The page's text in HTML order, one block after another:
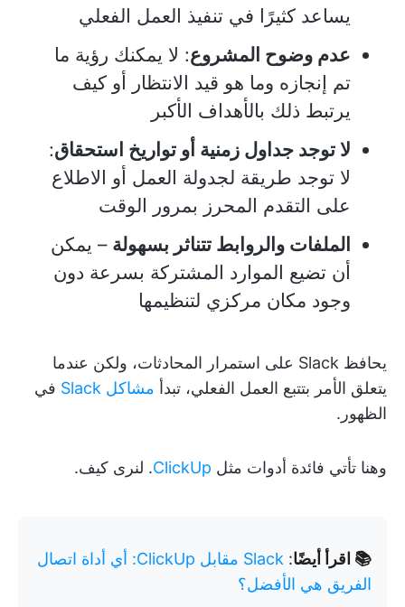
يساعد كثيرًا في تنفيذ العمل الفعلي
عدم وضوح المشروع: لا يمكنك رؤية ما
تم إنجازه وما هو قيد الانتظار أو كيف
يرتبط ذلك بالأهداف الأكبر
لا توجد جداول زمنية أو تواريخ استحقاق:
لا توجد طريقة لجدولة العمل أو الاطلاع
على التقدم المحرز بمرور الوقت
الملفات والروابط تتناثر بسهولة – يمكن
أن تضيع الموارد المشتركة بسرعة دون
وجود مكان مركزي لتنظيمها
يحافظ Slack على استمرار المحادثات، ولكن عندما
يتعلق الأمر بتتبع العمل الفعلي، تبدأ مشاكل Slack
في
الظهور.
وهنا تأتي فائدة أدوات مثل ClickUp. لنرى كيف.
📚 اقرأ أيضًا:
Slack مقابل ClickUp: أي أداة اتصال
الفريق هي الأفضل؟